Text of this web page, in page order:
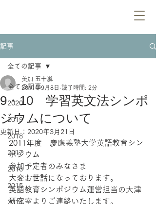
記事
全ての記事
2020
2019
2018
2017
2016
2015
2014
全ての記事
9・10 学習英文法シンポ
ジウムについて
美加 五十嵐
2011年9月8日 読了時間: 2分
更新日： 2020年3月21日
2011年度　慶應義塾大学英語教育シン
ポジウム
参加予定者のみなさま
大変お世話になっております。
英語教育シンポジウム運営担当の大津
研究室よりご連絡いたします。